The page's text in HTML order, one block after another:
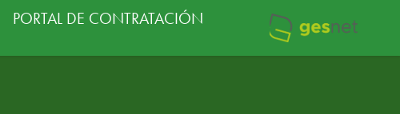
PORTAL DE CONTRATACIÓN